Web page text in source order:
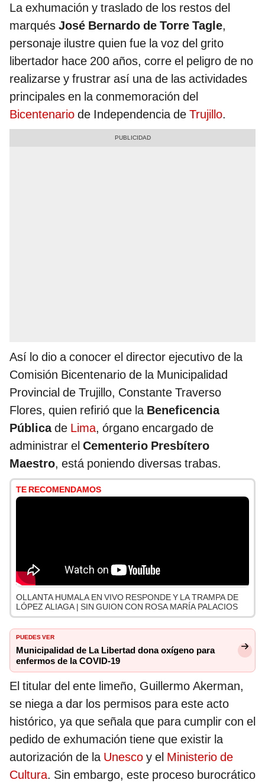
La exhumación y traslado de los restos del
marqués José Bernardo de Torre Tagle,
personaje ilustre quien fue la voz del grito
libertador hace 200 años, corre el peligro de no
realizarse y frustrar así una de las actividades
principales en la conmemoración del
Bicentenario de Independencia de Trujillo.
Así lo dio a conocer el director ejecutivo de la
Comisión Bicentenario de la Municipalidad
Provincial de Trujillo, Constante Traverso
Flores, quien refirió que la Beneficencia
Públicade Lima, órgano encargado de
administrar el Cementerio Presbítero
Maestro, está poniendo diversas trabas.
TE RECOMENDAMOS
OLLANTA HUMALA EN VIVO RESPONDE Y LA TRAMPA DE
LÓPEZ ALIAGA | SIN GUION CON ROSA MARÍA PALACIOS
PUEDES VER
Municipalidad de La Libertad dona oxígeno para
enfermos de la COVID-19
El titular del ente limeño, Guillermo Akerman,
se niega a dar los permisos para este acto
histórico, ya que señala que para cumplir con el
pedido de exhumación tiene que existir la
autorización de la Unesco y el Ministerio de
Cultura. Sin embargo, este proceso burocrático